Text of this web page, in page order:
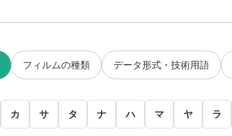
フィルムの種類 データ形式・技術用語
カ サ タ ナ ハ マ ヤ ラ